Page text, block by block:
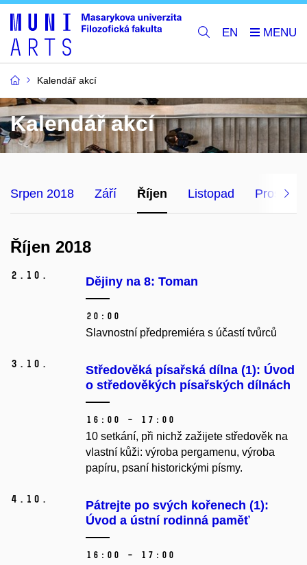
EN
Kalendář akcí
Kalendář akcí
Srpen 2018 Září Říjen Listopad Prosinec
Říjen 2018
2. 10. Dějiny na 8: Toman
20:00
Slavnostní předpremiéra s účastí tvůrců
3. 10.
Středověká písařská dílna (1): Úvod
o středověkých písařských dílnách
16:00 – 17:00
10 setkání, při nichž zažijete středověk na
vlastní kůži: výroba pergamenu, výroba
papíru, psaní historickými písmy.
4. 10.
Pátrejte po svých kořenech (1):
Úvod a ústní­ rodinná paměť
16:00 – 17:00